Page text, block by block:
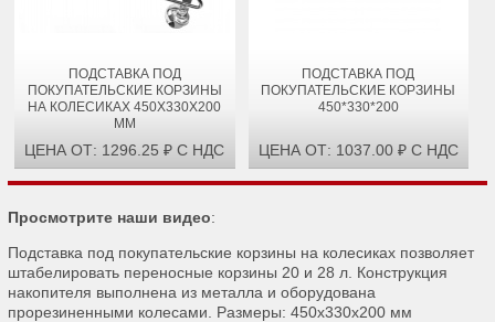
ПОДСТАВКА ПОД
ПОКУПАТЕЛЬСКИЕ КОРЗИНЫ
НА КОЛЕСИКАХ 450Х330Х200
ММ
ЦЕНА ОТ: 1296.25 ₽ С НДС
ПОДСТАВКА ПОД
ПОКУПАТЕЛЬСКИЕ КОРЗИНЫ
450*330*200
ЦЕНА ОТ: 1037.00 ₽ С НДС
Просмотрите наши видео:
Подставка под покупательские корзины на колесиках позволяет
штабелировать переносные корзины 20 и 28 л. Конструкция
накопителя выполнена из металла и оборудована
прорезиненными колесами. Размеры: 450х330х200 мм